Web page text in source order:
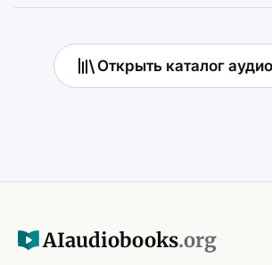
Открыть каталог
AIaudiobooks.org